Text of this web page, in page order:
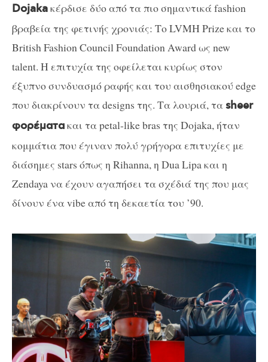
Dojakaκέρδισε δύο από τα πιο σημαντικά fashion
βραβεία της φετινής χρονιάς: Το LVMH Prize και το
British Fashion Council Foundation Award ως new
talent. Η επιτυχία της οφείλεται κυρίως στον
έξυπνο συνδυασμό ραφής και του αισθησιακού edge
που διακρίνουν τα designs της. Τα λουριά, ταsheer
φορέματακαι τα petal-like bras της Dojaka, ήταν
κομμάτια που έγιναν πολύ γρήγορα επιτυχίες με
διάσημες stars όπως η Rihanna, η Dua Lipa και η
Zendaya να έχουν αγαπήσει τα σχέδιά της που μας
δίνουν ένα vibe από τη δεκαετία του ’90.